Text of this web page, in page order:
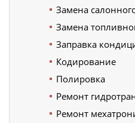
Замена
Замена
Заправка
Кодирование
Полировка
Ремонт
Ремонт